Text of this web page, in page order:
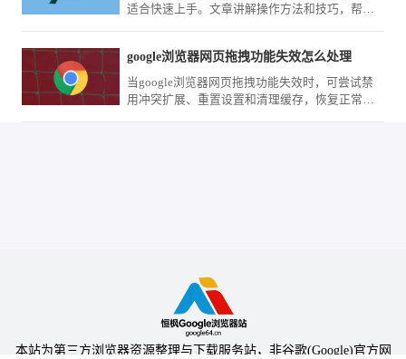
适合快速上手。文章讲解操作方法和技巧，帮助
google浏览器网页拖拽功能失效怎么处理
当google浏览器网页拖拽功能失效时，可尝试禁
用冲突扩展、重置设置和清理缓存，恢复正常交
本站为第三方浏览器资源整理与下载服务站，非谷歌(Google)官方网